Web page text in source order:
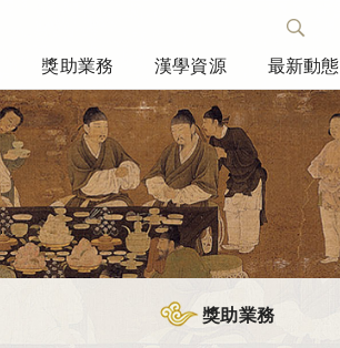
獎助業務 漢學資源 最新動態
獎助業務